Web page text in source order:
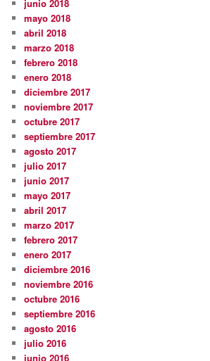
junio 2018
mayo 2018
abril 2018
marzo 2018
febrero 2018
enero 2018
diciembre 2017
noviembre 2017
octubre 2017
septiembre 2017
agosto 2017
julio 2017
junio 2017
mayo 2017
abril 2017
marzo 2017
febrero 2017
enero 2017
diciembre 2016
noviembre 2016
octubre 2016
septiembre 2016
agosto 2016
julio 2016
junio 2016